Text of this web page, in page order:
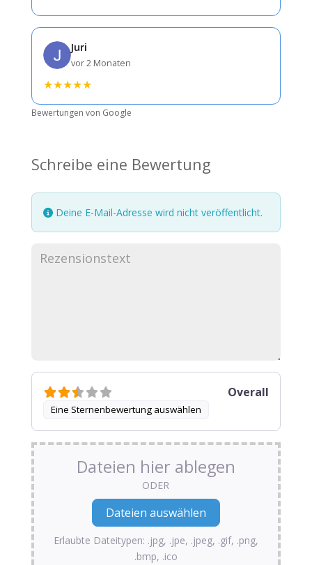
Juri
vor 2 Monaten
★★★★★
Bewertungen von Google
Schreibe eine Bewertung
Deine E-Mail-Adresse wird nicht veröffentlicht.
Eine Sternenbewertung auswählen
Overall
Dateien hier ablegen
ODER
Erlaubte Dateitypen: .jpg, .jpe, .jpeg, .gif, .png,
.bmp, .ico